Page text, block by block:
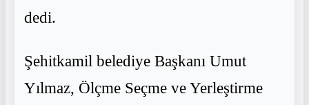
dedi.
Şehitkamil belediye Başkanı Umut
Yılmaz, Ölçme Seçme ve Yerleştirme